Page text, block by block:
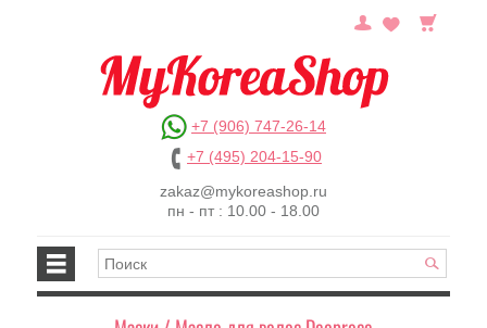
+7 (906) 747-26-14
+7 (495) 204-15-90
zakaz@mykoreashop.ru
пн - пт : 10.00 - 18.00